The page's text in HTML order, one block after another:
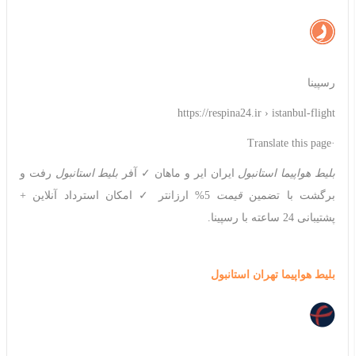
رسپینا
https://respina24.ir › istanbul-flight
·Translate this page
بلیط هواپیما استانبول ایران ایر و ماهان ✓ آفر بلیط استانبول رفت و
برگشت با تضمین قیمت
5% ارزانتر ✓ امکان استرداد آنلاین +
پشتیبانی 24 ساعته با رسپینا.
بلیط هواپیما تهران استانبول